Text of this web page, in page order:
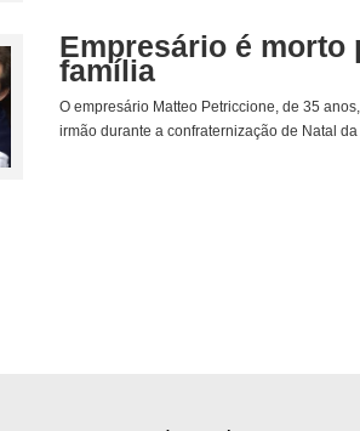
Empresário é morto
família
O empresário Matteo Petriccione, de 35
irmão durante a confraternização de Natal